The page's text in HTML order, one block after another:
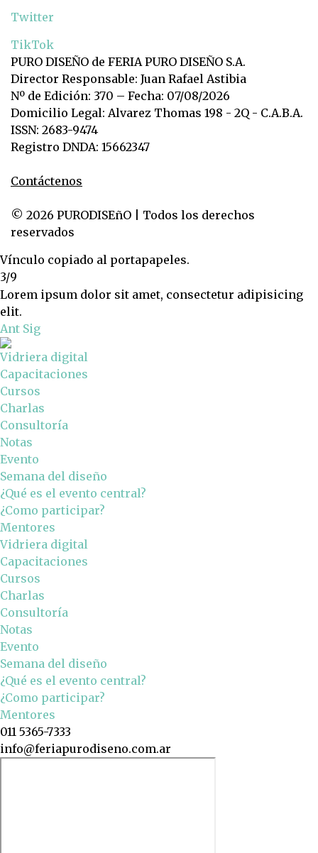
Twitter
TikTok
PURO DISEÑO de FERIA PURO DISEÑO S.A.
Director Responsable: Juan Rafael Astibia
Nº de Edición: 370 – Fecha: 07/08/2026
Domicilio Legal: Alvarez Thomas 198 - 2Q - C.A.B.A.
ISSN: 2683-9474
Registro DNDA: 15662347
Contáctenos
© 2026 PURODISEñO | Todos los derechos
reservados
Vínculo copiado al portapapeles.
3/9
Lorem ipsum dolor sit amet, consectetur adipisicing
elit.
Ant Sig
Vidriera digital
Capacitaciones
Cursos
Charlas
Consultoría
Notas
Evento
Semana del diseño
¿Qué es el evento central?
¿Como participar?
Mentores
Vidriera digital
Capacitaciones
Cursos
Charlas
Consultoría
Notas
Evento
Semana del diseño
¿Qué es el evento central?
¿Como participar?
Mentores
011 5365-7333
info@feriapurodiseno.com.ar